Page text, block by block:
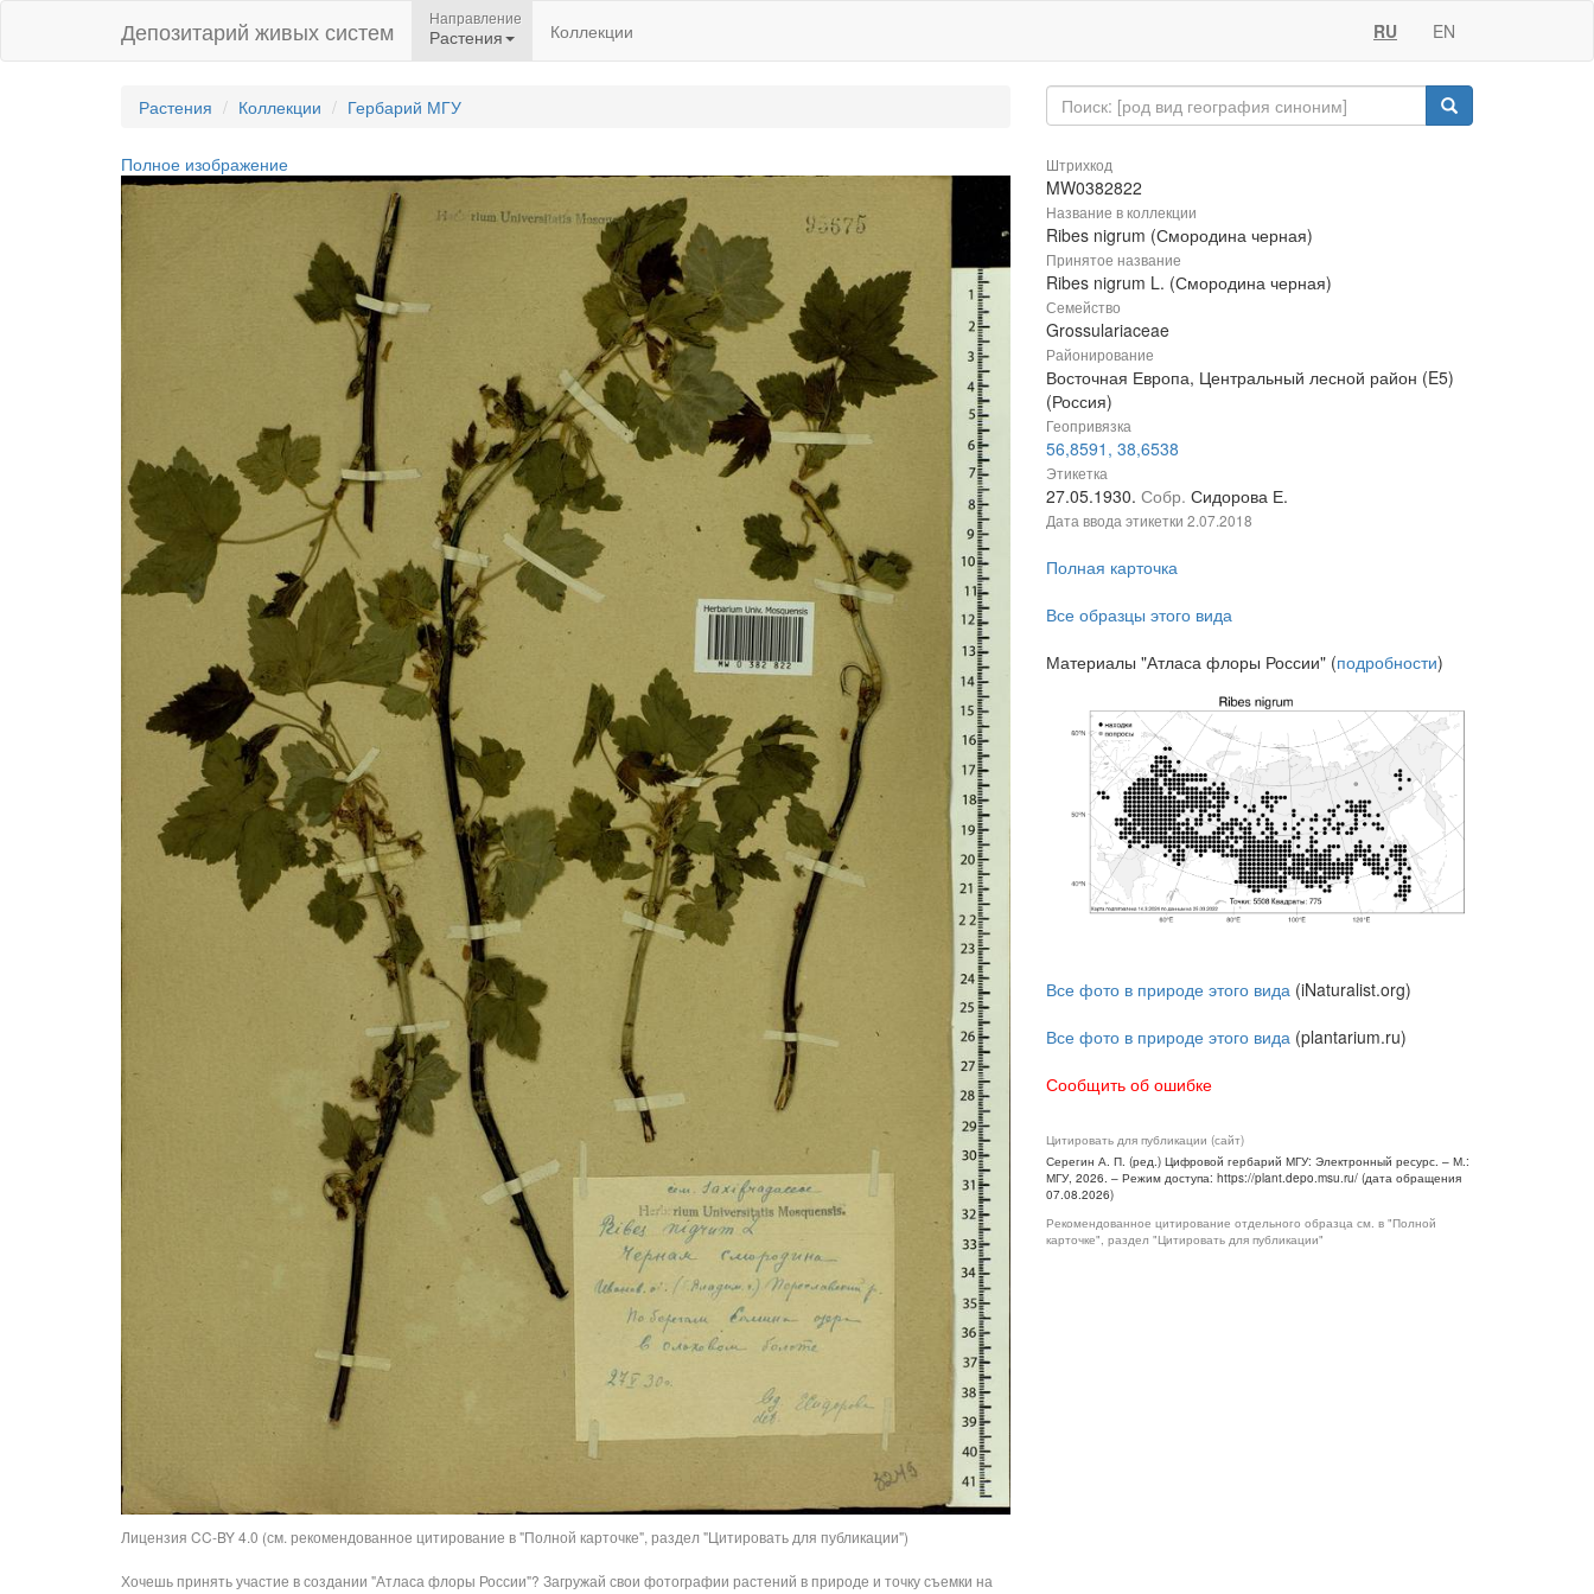
Депозитарий живых систем Направление
Растения Коллекции RU EN
Растения Коллекции Гербарий МГУ
Полное изображение
Лицензия CC-BY 4.0 (см. рекомендованное цитирование в "Полной карточке", раздел "Цитировать для публикации")
Хочешь принять участие в создании "Атласа флоры России"? Загружай свои фотографии растений в природе и точку съемки на
Штрихкод
MW0382822
Название в коллекции
Ribes nigrum (Смородина черная)
Принятое название
Ribes nigrum L. (Смородина черная)
Семейство
Grossulariaceae
Районирование
Восточная Европа, Центральный лесной район (E5)
(Россия)
Геопривязка
56,8591, 38,6538
Этикетка
27.05.1930. Собр. Сидорова Е.
Дата ввода этикетки 2.07.2018
Полная карточка
Все образцы этого вида
Материалы "Атласа флоры России" (подробности)
Все фото в природе этого вида (iNaturalist.org)
Все фото в природе этого вида (plantarium.ru)
Сообщить об ошибке
Цитировать для публикации (сайт)
Серегин А. П. (ред.) Цифровой гербарий МГУ: Электронный ресурс. – М.:
МГУ, 2026. – Режим доступа: https://plant.depo.msu.ru/ (дата обращения
07.08.2026)
Рекомендованное цитирование отдельного образца см. в "Полной
карточке", раздел "Цитировать для публикации"